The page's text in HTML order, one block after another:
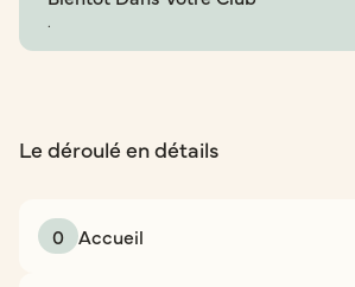
.
Le déroulé en détails
0 Accueil